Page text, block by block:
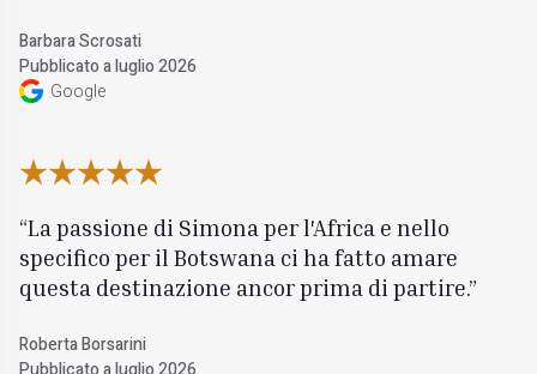
Barbara Scrosati
Pubblicato a luglio 2026
Google
La passione di Simona per l'Africa e nello
specifico per il Botswana ci ha fatto amare
questa destinazione ancor prima di partire.
Roberta Borsarini